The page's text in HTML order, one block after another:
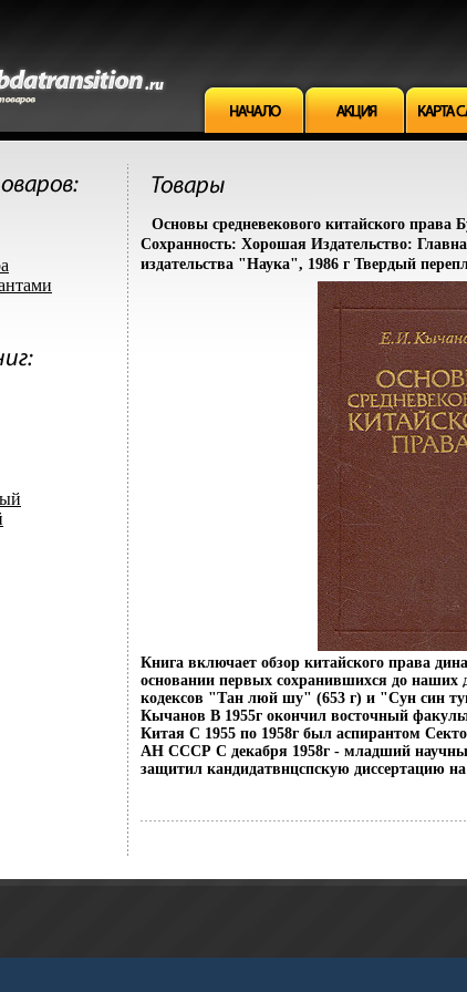
Основы средневекового китайского права
Сохранность: Хорошая Издательство:
издательства "Наука", 1986 г Твердый
Книга включает обзор китайского права
основании первых сохранившихся до наших
кодексов "Тан люй шу" (653 г) и "Сун син
Кычанов В 1955г окончил восточный
Китая С 1955 по 1958г был аспирантом
АН СССР С декабря 1958г - младший
защитил кандидатвнцспскую диссертацию